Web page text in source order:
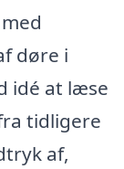
døre i
idé at læse
tidligere
af,